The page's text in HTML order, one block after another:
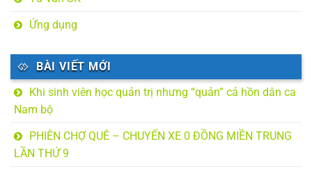
Ứng dụng
BÀI VIẾT MỚI
Khi sinh viên học quản trị nhưng “quản” cả hồn dân ca
Nam bộ
PHIÊN CHỢ QUÊ – CHUYẾN XE 0 ĐỒNG MIỀN TRUNG
LẦN THỨ 9